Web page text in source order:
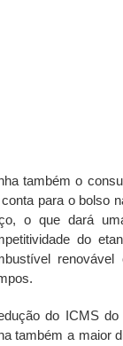
também o
para o bolso
o que dará
do
do ICMS
também a maior